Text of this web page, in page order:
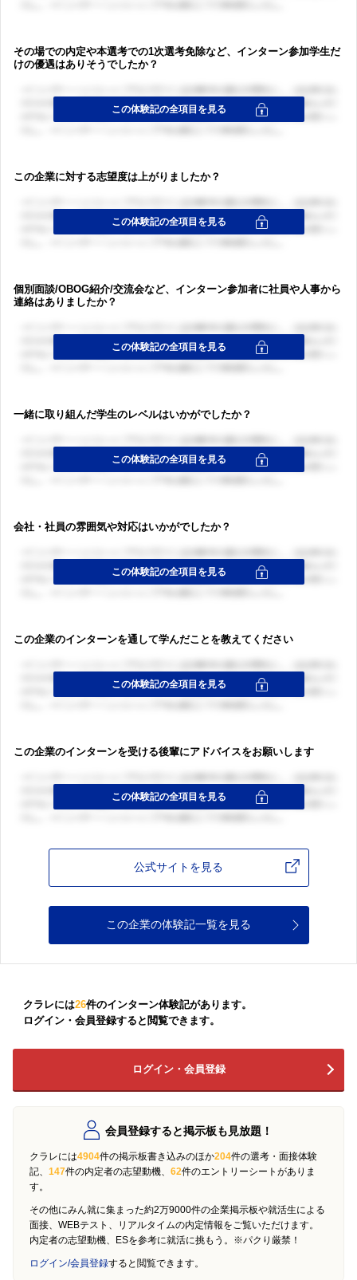
その場での内定や本選考での1次選考免除など、インターン参加学生だ
けの優遇はありそうでしたか？
この企業に対する志望度は上がりましたか？
個別面談/OBOG紹介/交流会など、インターン参加者に社員や人事から
連絡はありましたか？
一緒に取り組んだ学生のレベルはいかがでしたか？
会社・社員の雰囲気や対応はいかがでしたか？
この企業のインターンを通して学んだことを教えてください
この企業のインターンを受ける後輩にアドバイスをお願いします
公式サイトを見る
この企業の体験記一覧を見る
クラレには26件のインターン体験記があります。
ログイン・会員登録すると閲覧できます。
ログイン・会員登録
会員登録すると掲示板も見放題！
クラレには4904件の掲示板書き込みのほか204件の選考・面接体験
記、 147件の内定者の志望動機、 62件のエントリーシートがありま
す。
その他にみん就に集まった約2万9000件の企業掲示板や就活生による
面接、WEBテスト、リアルタイムの内定情報をご覧いただけます。
内定者の志望動機、ESを参考に就活に挑もう。※パクり厳禁！
ログイン/会員登録すると閲覧できます。
ログイン・会員登録
ログイン・会員登録